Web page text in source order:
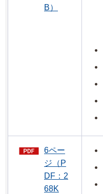
B）
6ペー
ジ（P
DF：2
68K